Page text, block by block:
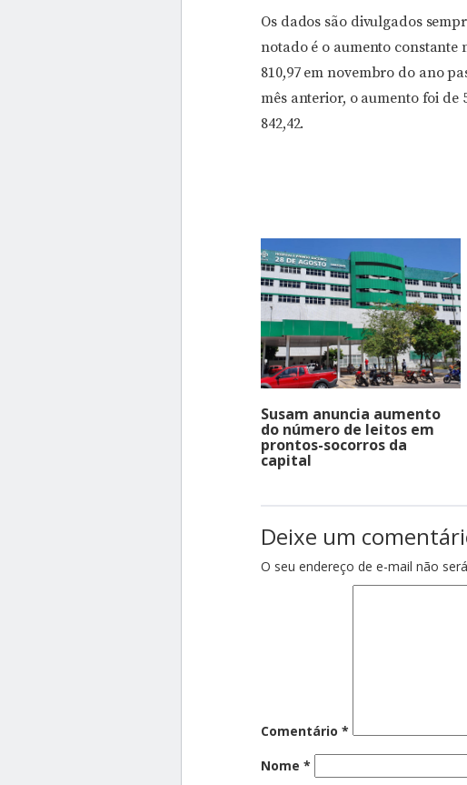
Os dados são divulgados
notado é o aumento constante
810,97 em novembro do ano
mês anterior, o aumento foi de
842,42.
Susam anuncia aumento
do número de leitos em
prontos-socorros da
capital
Deixe um
O seu endereço de e-mail não
Comentário *
Nome *